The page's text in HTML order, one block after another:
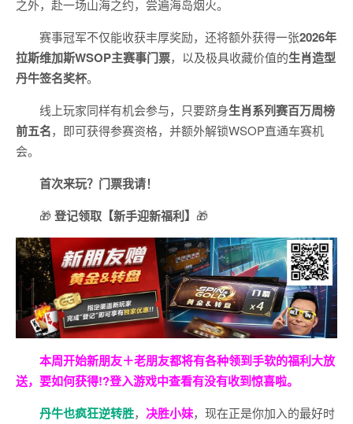
之外，赴一场山海之约，尝遍海岛烟火。
赛事冠军不仅能收获丰厚奖励，还将额外获得一张2026年
拉斯维加斯WSOP主赛事门票，以及极具收藏价值的生肖造型
丹牛签名奖杯。
线上玩家同样有机会参与，只要跻身生肖系列赛百万周榜
前五名，即可获得参赛资格，并额外解锁WSOP直通车赛机
会。
首次来玩？门票我请！
🎁 登记领取【新手迎新福利】 🎁
本周开始新朋友＋老朋友都将有各种领到手软的福利大放
送，要如何获得!?登入游戏中查看有没有收到惊喜啦。
丹牛也疯狂逆转胜， 决胜小妹，现在正是你加入的最好时